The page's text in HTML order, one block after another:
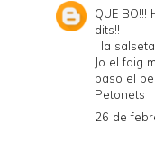
QUE
dits!!
I la
Jo el faig
paso el
Petonets i
26 de